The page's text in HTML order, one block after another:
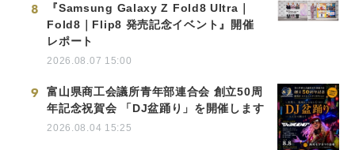
8
『Samsung Galaxy Z Fold8 Ultra｜
Fold8｜Flip8 発売記念イベント』開催
レポート
2026.08.07 15:00
9
富山県商工会議所青年部連合会 創立50周
年記念祝賀会 「DJ盆踊り」を開催します
2026.08.04 15:25